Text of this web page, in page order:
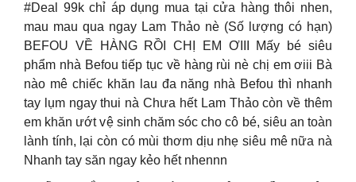
#Deal 99k chỉ áp dụng mua tại cửa hàng thôi nhen,
mau mau qua ngay Lam Thảo nè (Số lượng có hạn)
BEFOU VỀ HÀNG RỒI CHỊ EM ƠIII Mấy bé siêu
phẩm nhà Befou tiếp tục về hàng rùi nè chị em ơiii Bà
nào mê chiếc khăn lau đa năng nhà Befou thì nhanh
tay lụm ngay thui nà Chưa hết Lam Thảo còn về thêm
em khăn ướt vệ sinh chăm sóc cho cô bé, siêu an toàn
lành tính, lại còn có mùi thơm dịu nhẹ siêu mê nữa nà
Nhanh tay săn ngay kẻo hết nhennn